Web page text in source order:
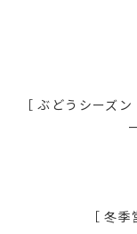
［ ぶどうシーズ
［ 冬